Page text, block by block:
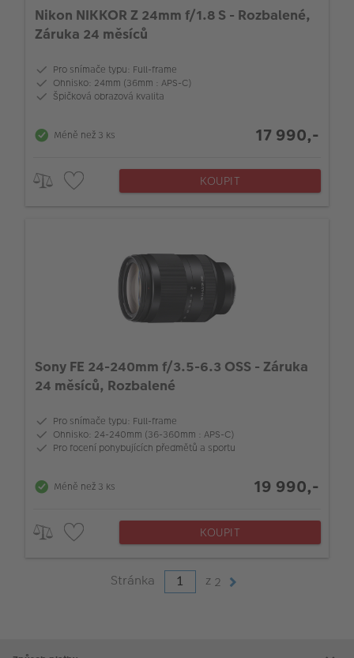
Nikon NIKKOR Z 24mm f/1.8 S - Rozbalené,
Záruka 24 měsíců
Pro snímače typu: Full-frame
Ohnisko: 24mm (36mm : APS-C)
Špičková obrazová kvalita
Méně než 3 ks 17 990,-
KOUPIT
Sony FE 24-240mm f/3.5-6.3 OSS - Záruka
24 měsíců, Rozbalené
Pro snímače typu: Full-frame
Ohnisko: 24-240mm (36-360mm : APS-C)
Pro focení pohybujících předmětů a sportu
Méně než 3 ks 19 990,-
KOUPIT
Stránka z 2